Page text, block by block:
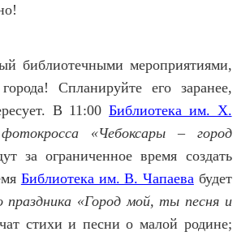
библиотечными мероприятиями,
Спланируйте его заранее,
В 11:00Библиотека им. Х.
фотокросса «Чебоксары – город
за ограниченное время создать
Библиотека им. В. Чапаева будет
праздника «Город мой, ты песня и
стихи и песни о малой родине;